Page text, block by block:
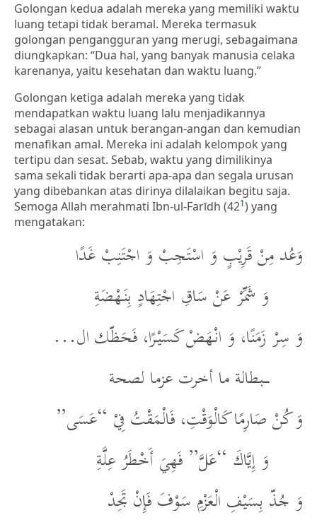
Golongan kedua adalah mereka yang memiliki waktu
luang tetapi tidak beramal. Mereka termasuk
golongan pengangguran yang merugi, sebagaimana
diungkapkan: “Dua hal, yang banyak manusia celaka
karenanya, yaitu kesehatan dan waktu luang.”
Golongan ketiga adalah mereka yang tidak
mendapatkan waktu luang lalu menjadikannya
sebagai alasan untuk berangan-angan dan kemudian
menafikan amal. Mereka ini adalah kelompok yang
tertipu dan sesat. Sebab, waktu yang dimilikinya
sama sekali tidak berarti apa-apa dan segala urusan
yang dibebankan atas dirinya dilalaikan begitu saja.
Semoga Allah merahmati Ibn-ul-Farīdh (421) yang
mengatakan:
وَعُد مِنْ قَرِيْبٍ وَ اسْتَجِبْ وَ اجْتَنِبْ غَدًا
وَ شَمِّرْ عَنْ سَاقِ اجْتِهَادٍ بِنَهْضَةِ
وَ سِرْ زَمَنًا، وَ انْهَضْ كَسَيْرًا، فَحَظّك ال…
ــــبطالة ما أخرت عزما لصحة
وَ كُنْ صَارِمًا كَالْوَقْتِ، فَالْمَقْتُ فِيْ “عَسَى”
وَ إِيَّاكَ “عَلَّ” فَهِيَ أَخْطَرُ عِلَّةِ
وَ جُذّ بِسَيْفِ الْعَزْمِ سَوْفَ فَإِنْ تَجِدْ